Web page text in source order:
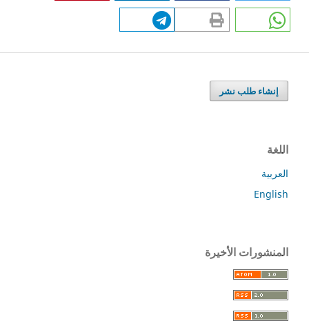
إنشاء طلب نشر
اللغة
العربية
English
المنشورات الأخيرة